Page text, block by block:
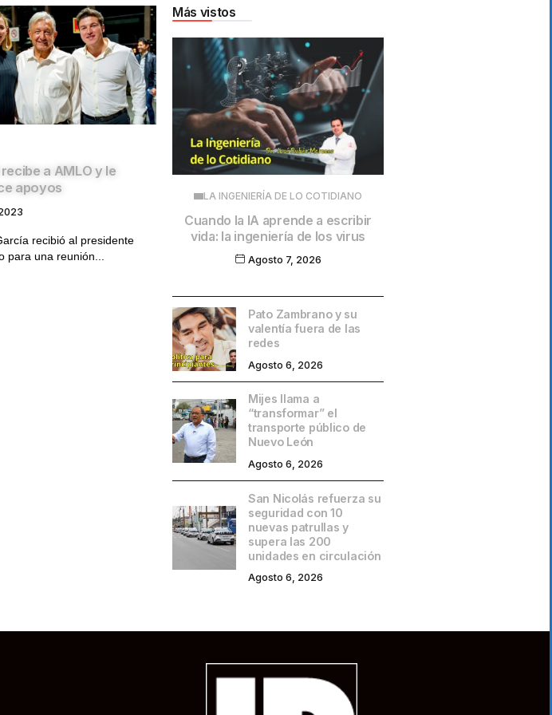
a AMLO y le
apoyos
recibió al presidente
para una reunión...
Más vistos
LA INGENIERÍA DE LO COTIDIANO
Cuando la IA aprende a escribir
vida: la ingeniería de los virus
Agosto 7, 2026
Pato Zambrano y su
valentía fuera de las
redes
Agosto 6, 2026
Mijes llama a
“transformar” el
transporte público de
Nuevo León
Agosto 6, 2026
San Nicolás refuerza su
seguridad con 10
nuevas patrullas y
supera las 200
unidades en circulación
Agosto 6, 2026